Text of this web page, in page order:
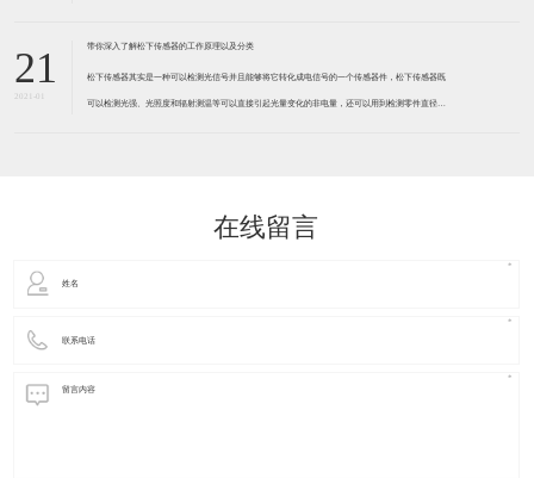
器是利用相应材料的浆料，涂覆在陶瓷基片上
21
2021-01
带你深入了解松下传感器的工作原理以及分类
松下传感器其实是一种可以检测光信号并且能够将它转化成电信号的一个传感器件，松下传感器既
可以检测光强、光照度和辐射测温等可以直接引起光量变化的非电量，还可以用到检测零件直径、
在线留言